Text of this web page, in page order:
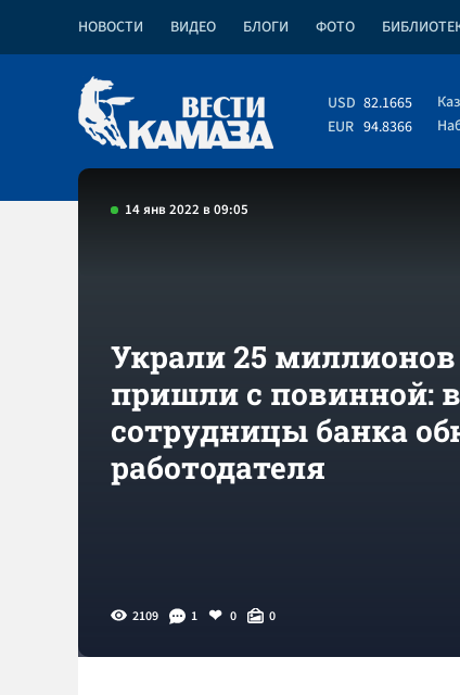
НОВОСТИ ВИДЕО БЛОГИ ФОТО
USD 82.1665
EUR 94.8366
14 янв 2022 в 09:05
Украли 25
пришли с повинной:
сотрудницы банка
работодателя
2109 1 0 0